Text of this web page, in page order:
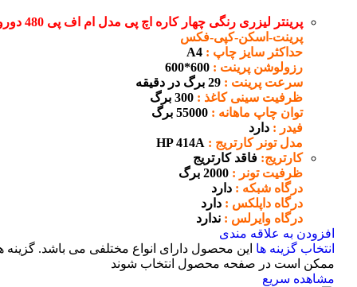
پرینتر لیزری رنگی چهار کاره اچ پی مدل ام اف پی 480 دورو
پرینت-اسکن-کپی-فکس
حداکثر سایز چاپ : A4
رزولوشن پرینت :
سرعت پرینت :
ظرفیت سینی کاغذ :
توان چاپ ماهانه :
فیدر : دارد
مدل تونر کارتریج :
کارتریج: فاقد کارتریج
ظرفیت تونر :
درگاه شبکه : دارد
درگاه داپلکس : دارد
درگاه وایرلس : ندارد
افزودن به علاقه مندی
انتخاب گزینه ها این محصول دارای انواع مختلفی می باشد. گزینه
ممکن است در صفحه محصول انتخاب شوند
مشاهده سریع